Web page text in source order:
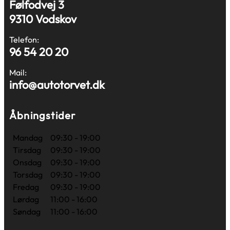
Følfodvej 3
9310 Vodskov
Telefon:
96 54 20 20
Mail:
info@autotorvet.dk
Åbningstider
Mandag
09:30 - 19:00
Tirsdag
09:30 - 19:00
Onsdag
09:30 - 19:00
Torsdag
09:30 - 19:00
Fredag
09:30 - 19:00
Lørdag
11:00 - 16:00
Søndag
11:00 - 16:00